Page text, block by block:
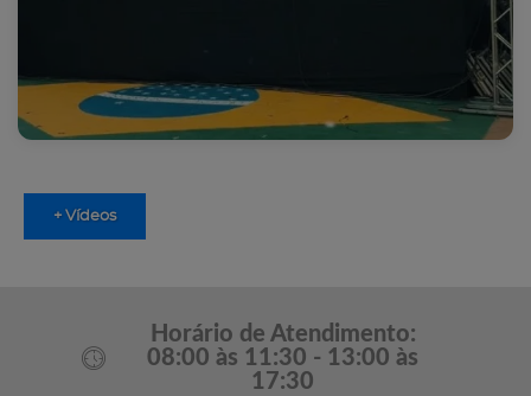
+ Vídeos
Horário de Atendimento:
08:00 às 11:30 - 13:00 às
17:30